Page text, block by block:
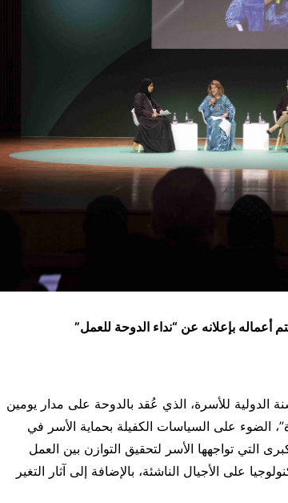
أعماله بإعلانه عن “نداء الدوحة للعمل”
الدولية للأسرة، الذي عُقد بالدوحة على مدار يومين
الضوء على السياسات الكفيلة بحماية الأسر في
التي تواجهها الأسر لتحقيق التوازن بين العمل
على الأجيال الناشئة، بالإضافة إلى آثار التغير